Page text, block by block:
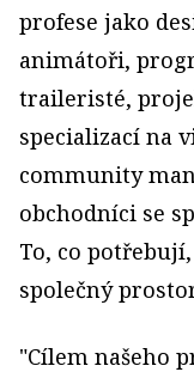
profese jako
animátoři,
traileristé,
specializací na
community
obchodníci se
To, co
společný
"Cílem našeho